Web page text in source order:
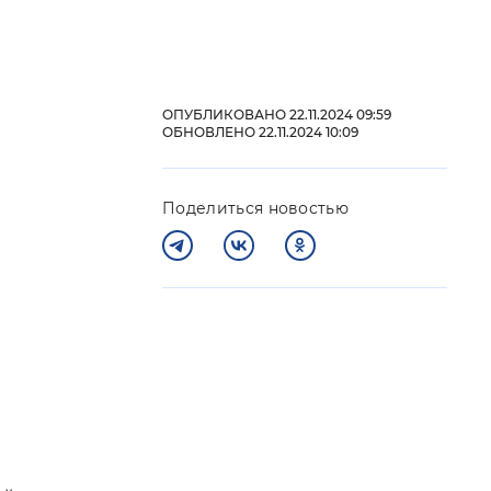
ОПУБЛИКОВАНО 22.11.2024 09:59
ОБНОВЛЕНО 22.11.2024 10:09
Поделиться новостью